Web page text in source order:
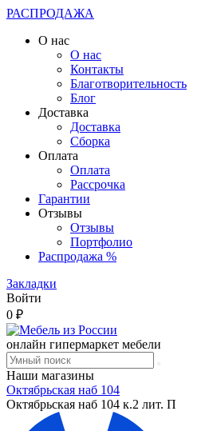
РАСПРОДАЖА
О нас
О нас
Контакты
Благотворительность
Блог
Доставка
Доставка
Сборка
Оплата
Оплата
Рассрочка
Гарантии
Отзывы
Отзывы
Портфолио
Распродажа %
Закладки
Войти
0 ₽
онлайн гипермаркет мебели
Наши магазины
Октябрьская наб 104
Октябрьская наб 104 к.2 лит. П